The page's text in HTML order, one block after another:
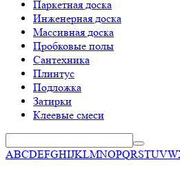
Паркетная доска
Инженерная доска
Массивная доска
Пробковые полы
Сантехника
Плинтус
Подложка
Затирки
Клеевые смеси
ABCDEFGHIJKLMNOPQRSTUVW